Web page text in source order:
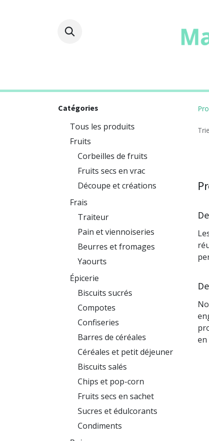
Catégories
Tous les produits
Fruits
Corbeilles de fruits
Fruits secs en vrac
Découpe et créations
Frais
Traiteur
Pain et viennoiseries
Beurres et fromages
Yaourts
Épicerie
Biscuits sucrés
Compotes
Confiseries
Barres de céréales
Céréales et petit déjeuner
Biscuits salés
Chips et pop-corn
Fruits secs en sachet
Sucres et édulcorants
Condiments
en